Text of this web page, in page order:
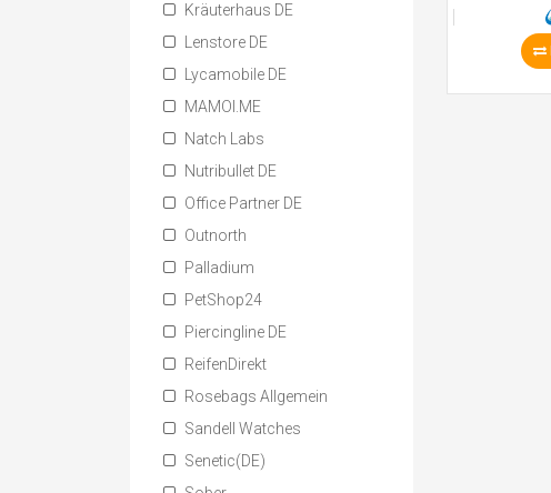
Kräuterhaus DE
Lenstore DE
Lycamobile DE
MAMOI.ME
Natch Labs
Nutribullet DE
Office Partner DE
Outnorth
Palladium
PetShop24
Piercingline DE
ReifenDirekt
Rosebags Allgemein
Sandell Watches
Senetic(DE)